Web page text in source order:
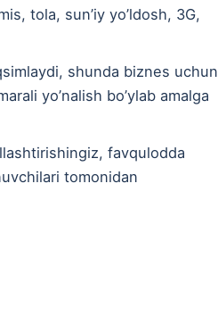
tola, sun’iy yo’ldosh, 3G,
shunda biznes uchun
yo’nalish bo’ylab amalga
favqulodda
tomonidan